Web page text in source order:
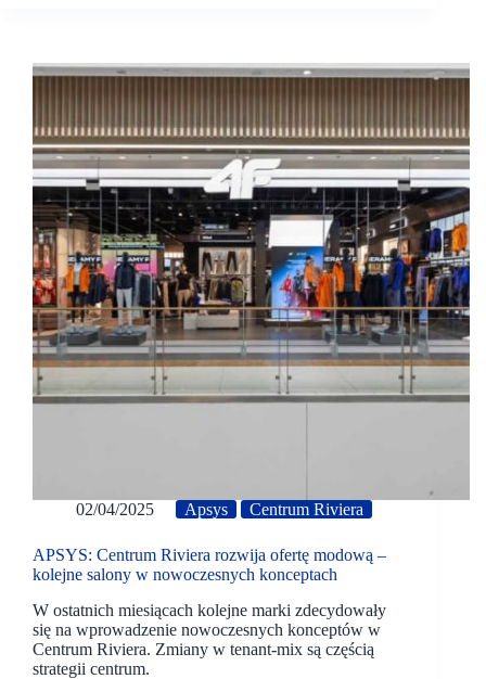
02/04/2025 Apsys Centrum Riviera
APSYS: Centrum Riviera rozwija ofertę modową –
kolejne salony w nowoczesnych konceptach
W ostatnich miesiącach kolejne marki zdecydowały
się na wprowadzenie nowoczesnych konceptów w
Centrum Riviera. Zmiany w tenant-mix są częścią
strategii centrum.